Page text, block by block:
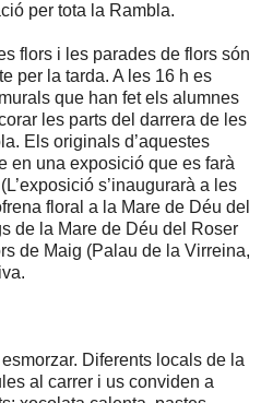
per tota la Rambla.
flors i les parades de flors són
per la tarda. A les 16 h es
que han fet els alumnes
les parts del darrera de les
Els originals d’aquestes
en una exposició que es farà
s’inaugurarà a les
floral a la Mare de Déu del
de la Mare de Déu del Roser
de Maig (Palau de la Virreina,
Diferents locals de la
al carrer i us conviden a